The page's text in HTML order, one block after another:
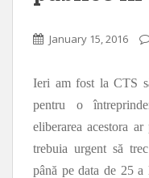
January 15, 2016
Ieri am fost la CTS
pentru o
eliberarea acestora
trebuia urgent să
până pe data de 25 a